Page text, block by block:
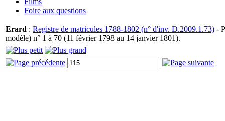
Foire aux questions
Erard : Registre de matricules 1788-1802 (n° d'inv. D.2009.1.73) -
modèle) n° 1 à 70 (11 février 1798 au 14 janvier 1801).